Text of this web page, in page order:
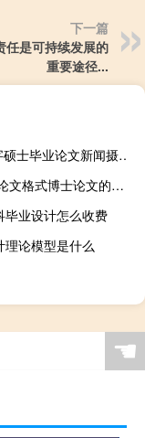
下一篇
任是可持续发展的
重要途径...
38950字硕士毕业论文新闻摄影中审美信息传播方法的探索
2478字论文格式博士论文的格式、内容和要求
毕业设计怎么收费
理论模型是什么
☚